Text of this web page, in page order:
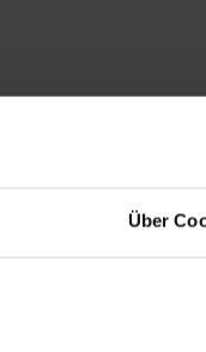
Über